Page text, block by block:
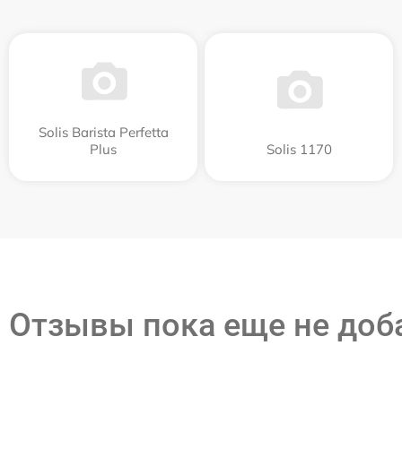
Solis Barista Perfetta
Plus
Solis 1170
Отзывы пока еще не